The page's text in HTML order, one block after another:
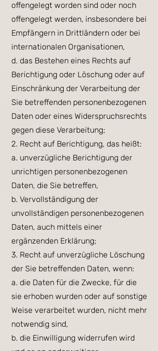
offengelegt worden sind oder noch
offengelegt werden, insbesondere bei
Empfängern in Drittländern oder bei
internationalen Organisationen,
d. das Bestehen eines Rechts auf
Berichtigung oder Löschung oder auf
Einschränkung der Verarbeitung der
Sie betreffenden personenbezogenen
Daten oder eines Widerspruchsrechts
gegen diese Verarbeitung;
2. Recht auf Berichtigung, das heißt:
a. unverzügliche Berichtigung der
unrichtigen personenbezogenen
Daten, die Sie betreffen,
b. Vervollständigung der
unvollständigen personenbezogenen
Daten, auch mittels einer
ergänzenden Erklärung;
3. Recht auf unverzügliche Löschung
der Sie betreffenden Daten, wenn:
a. die Daten für die Zwecke, für die
sie erhoben wurden oder auf sonstige
Weise verarbeitet wurden, nicht mehr
notwendig sind,
b. die Einwilligung widerrufen wird